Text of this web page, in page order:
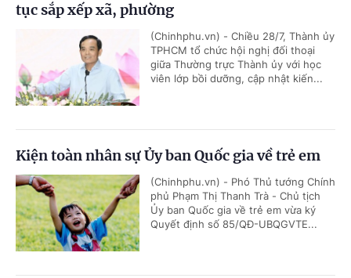
tục sắp xếp xã, phường
(Chinhphu.vn) - Chiều 28/7, Thành ủy
TPHCM tổ chức hội nghị đối thoại
giữa Thường trực Thành ủy với học
viên lớp bồi dưỡng, cập nhật kiến...
Kiện toàn nhân sự Ủy ban Quốc gia về trẻ em
(Chinhphu.vn) - Phó Thủ tướng Chính
phủ Phạm Thị Thanh Trà - Chủ tịch
Ủy ban Quốc gia về trẻ em vừa ký
Quyết định số 85/QĐ-UBQGVTE...